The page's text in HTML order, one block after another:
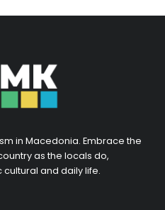
in Macedonia. Embrace the
as the locals do,
and daily life.